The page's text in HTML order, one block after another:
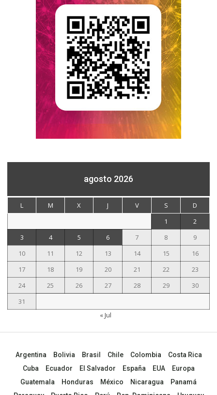
agosto 2026
L M X J V S
D
1
2
3
4 5 6 7 8
9
10
11 12 13 14 15
16
17
18 19 20 21 22
23
24
25 26 27 28 29
30
31
« Jul
Argentina Bolivia Brasil Chile Colombia
Costa Rica
Cuba
Ecuador El Salvador España EUA
Europa
Guatemala
Honduras México Nicaragua
Panamá